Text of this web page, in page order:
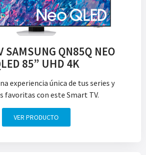
QN85Q NEO
85” UHD 4K
experiencia única de tus series y
favoritas con este Smart TV.
VER PRODUCTO